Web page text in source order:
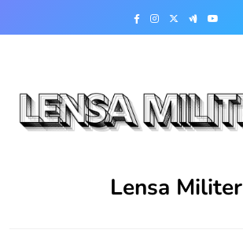
Lensa Militer